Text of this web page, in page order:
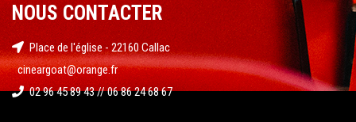
NOUS CONTACTER
Place de l'église - 22160 Callac
cineargoat@orange.fr
02 96 45 89 43 // 06 86 24 68 67